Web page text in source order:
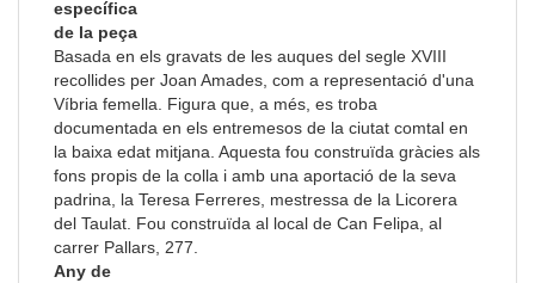
específica
de la peça
Basada en els gravats de les auques del segle XVIII
recollides per Joan Amades, com a representació d'una
Víbria femella. Figura que, a més, es troba
documentada en els entremesos de la ciutat comtal en
la baixa edat mitjana. Aquesta fou construïda gràcies als
fons propis de la colla i amb una aportació de la seva
padrina, la Teresa Ferreres, mestressa de la Licorera
del Taulat. Fou construïda al local de Can Felipa, al
carrer Pallars, 277.
Any de